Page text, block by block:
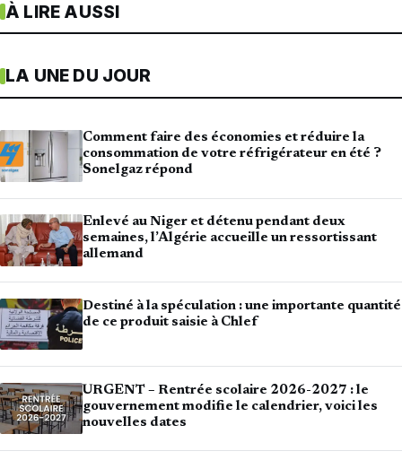
À LIRE AUSSI
LA UNE DU JOUR
Comment faire des économies et réduire la
consommation de votre réfrigérateur en été ?
Sonelgaz répond
Enlevé au Niger et détenu pendant deux
semaines, l’Algérie accueille un ressortissant
allemand
Destiné à la spéculation : une importante quantité
de ce produit saisie à Chlef
URGENT – Rentrée scolaire 2026-2027 : le
gouvernement modifie le calendrier, voici les
nouvelles dates